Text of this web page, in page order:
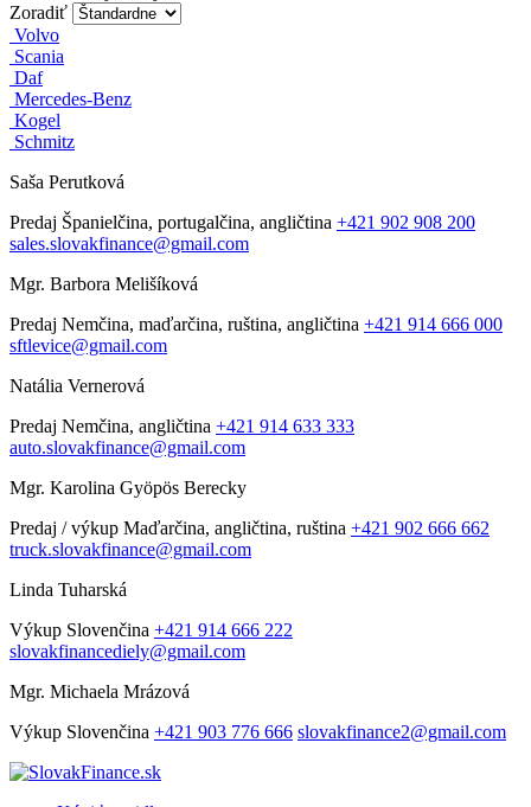
Zoradiť
Volvo
Scania
Daf
Mercedes-Benz
Kogel
Schmitz
Saša Perutková
Predaj Španielčina, portugalčina, angličtina +421 902 908 200
sales.slovakfinance@gmail.com
Mgr. Barbora Melišíková
Predaj Nemčina, maďarčina, ruština, angličtina +421 914 666 000
sftlevice@gmail.com
Natália Vernerová
Predaj Nemčina, angličtina +421 914 633 333
auto.slovakfinance@gmail.com
Mgr. Karolina Gyöpös Berecky
Predaj / výkup Maďarčina, angličtina, ruština +421 902 666 662
truck.slovakfinance@gmail.com
Linda Tuharská
Výkup Slovenčina +421 914 666 222
slovakfinancediely@gmail.com
Mgr. Michaela Mrázová
Výkup Slovenčina +421 903 776 666 slovakfinance2@gmail.com